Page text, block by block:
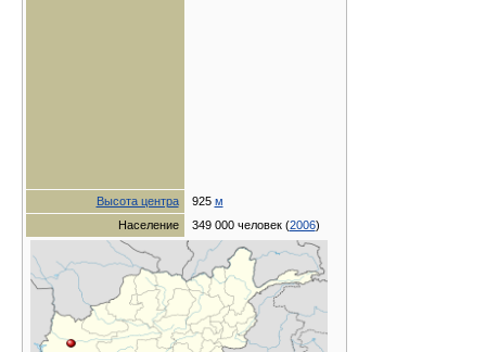
Высота центра 925 м
Население
349 000 человек (2006)